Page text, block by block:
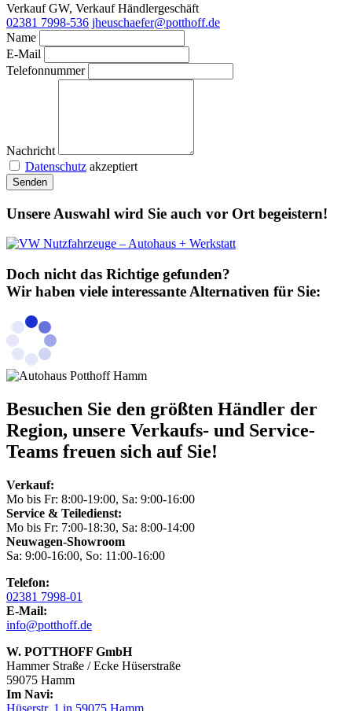
Verkauf GW, Verkauf Händlergeschäft
02381 7998-536 jheuschaefer@potthoff.de
Name
E-Mail
Telefonnummer
Nachricht
Datenschutz akzeptiert
Senden
Unsere Auswahl wird Sie auch vor Ort begeistern!
Doch nicht das Richtige gefunden?
Wir haben viele interessante Alternativen für Sie:
Besuchen Sie den größten Händler der
Region, unsere Verkaufs- und Service-
Teams freuen sich auf Sie!
Verkauf:
Mo bis Fr: 8:00-19:00, Sa: 9:00-16:00
Service & Teiledienst:
Mo bis Fr: 7:00-18:30, Sa: 8:00-14:00
Neuwagen-Showroom
Sa: 9:00-16:00, So: 11:00-16:00
Telefon:
02381 7998-01
E-Mail:
info@potthoff.de
W. POTTHOFF GmbH
Hammer Straße / Ecke Hüserstraße
59075 Hamm
Im Navi:
Hüserstr. 1 in 59075 Hamm